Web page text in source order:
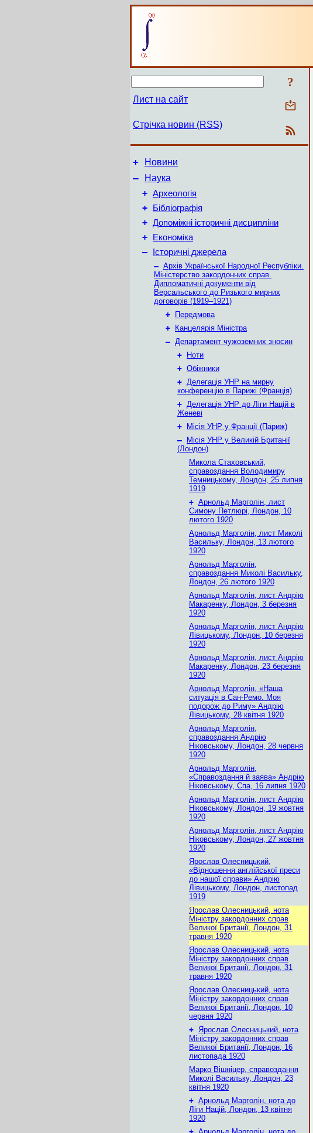
?
Лист на сайт
Стрічка новин (RSS)
+ Новини
–
Наука
+ Археологія
+ Бібліографія
+ Допоміжні історичні дисципліни
+ Економіка
– Історичні джерела
– Архів Української Народної Республіки.
Міністерство закордонних справ.
Дипломатичні документи від
Версальського до Ризького мирних
договорів (1919–1921)
+
Передмова
+
Канцелярія Міністра
– Департамент чужоземних зносин
+
Ноти
+ Обіжники
+ Делегація УНР на мирну
конференцію в Парижі (Франція)
+ Делегація УНР до Ліги Націй в
Женеві
+
Місія УНР у Франції (Париж)
–
Місія УНР у Великій Британії
(Лондон)
Микола Стаховський,
справоздання Володимиру
Темницькому, Лондон, 25 липня
1919
+ Арнольд Марголін, лист
Симону Петлюрі, Лондон, 10
лютого 1920
Арнольд Марголін, лист Миколі
Васильку, Лондон, 13 лютого
1920
Арнольд Марголін,
справоздання Миколі Васильку,
Лондон, 26 лютого 1920
Арнольд Марголін, лист Андрію
Макаренку, Лондон, 3 березня
1920
Арнольд Марголін, лист Андрію
Лівицькому, Лондон, 10 березня
1920
Арнольд Марголін, лист Андрію
Макаренку, Лондон, 23 березня
1920
Арнольд Марголін, «Наша
ситуація в Сан-Ремо. Моя
подорож до Риму» Андрію
Лівицькому, 28 квітня 1920
Арнольд Марголін,
справоздання Андрію
Ніковському, Лондон, 28 червня
1920
Арнольд Марголін,
«Справоздання й заява» Андрію
Ніковському, Спа, 16 липня 1920
Арнольд Марголін, лист Андрію
Ніковському, Лондон, 19 жовтня
1920
Арнольд Марголін, лист Андрію
Ніковському, Лондон, 27 жовтня
1920
Ярослав Олесницький,
«Відношення англійської преси
до нашої справи» Андрію
Лівицькому, Лондон, листопад
1919
Ярослав Олесницький, нота
Міністру закордонних справ
Великої Британії, Лондон, 31
травня 1920
Ярослав Олесницький, нота
Міністру закордонних справ
Великої Британії, Лондон, 31
травня 1920
Ярослав Олесницький, нота
Міністру закордонних справ
Великої Британії, Лондон, 10
червня 1920
+ Ярослав Олесницький, нота
Міністру закордонних справ
Великої Британії, Лондон, 16
листопада 1920
Марко Вішніцер, справоздання
Миколі Васильку, Лондон, 23
квітня 1920
+ Арнольд Марголін, нота до
Ліги Націй, Лондон, 13 квітня
1920